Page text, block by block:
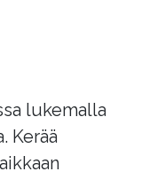
lukemalla
Kerää